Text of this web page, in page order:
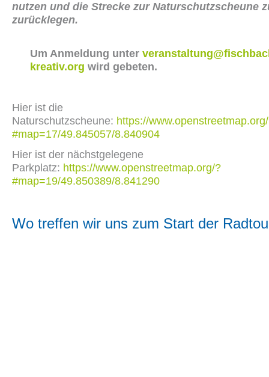
nutzen und die Strecke zur Naturschutzscheune
zurücklegen.
Um Anmeldung unter
kreativ.org wird gebeten.
Hier ist die
Naturschutzscheune: https://
#map=17/49.845057/8.840904
Hier ist der nächstgelegene
Parkplatz: https://www.openstreetmap.org/?
#map=19/49.850389/8.841290
Wo treffen wir uns zum Start der